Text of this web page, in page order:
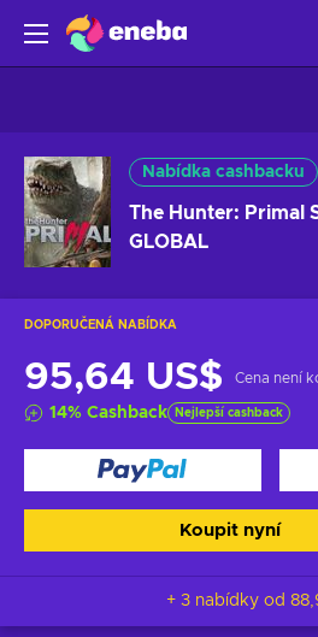
Nabídka cashbacku
The Hunter: Primal
GLOBAL
DOPORUČENÁ NABÍDKA
95,64 US$ Cena není
14% Cashback Nejlepší cashback
Koupit nyní
+ 3 nabídky od